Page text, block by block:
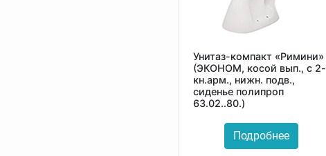
Унитаз-компакт «Римини»
(ЭКОНОМ, косой вып., с 2-
кн.арм., нижн. подв.,
сиденье полипроп
63.02..80.)
Подробнее